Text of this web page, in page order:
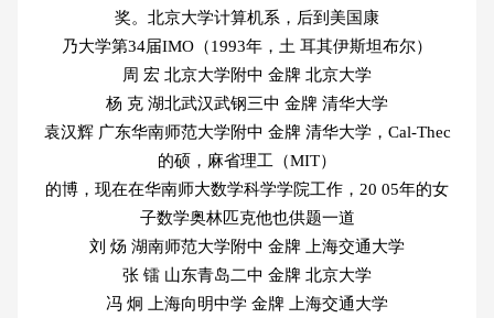
奖。北京大学计算机系，后到美国康
乃大学第34届IMO（1993年，土 耳其伊斯坦布尔）
周 宏 北京大学附中 金牌 北京大学
杨 克 湖北武汉武钢三中 金牌 清华大学
袁汉辉 广东华南师范大学附中 金牌 清华大学，Cal-Thec
的硕，麻省理工（MIT）
的博，现在在华南师大数学科学学院工作，20 05年的女
子数学奥林匹克他也供题一道
刘 炀 湖南师范大学附中 金牌 上海交通大学
张 镭 山东青岛二中 金牌 北京大学
冯 炯 上海向明中学 金牌 上海交通大学